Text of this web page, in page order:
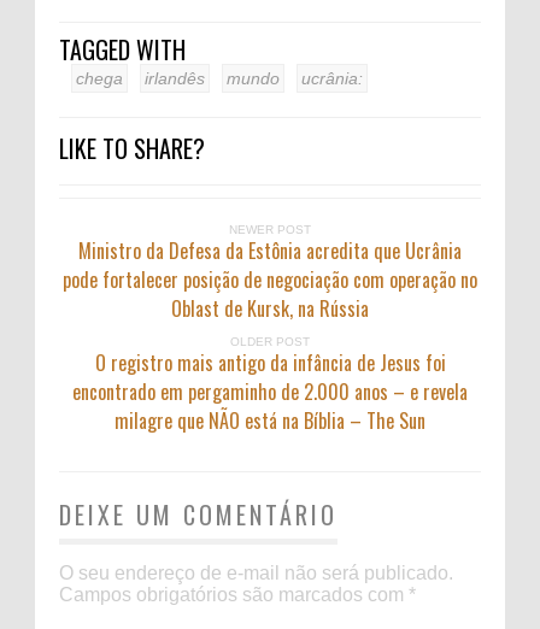
TAGGED WITH
chega irlandês mundo ucrânia:
LIKE TO SHARE?
NEWER POST
Ministro da Defesa da Estônia acredita que Ucrânia
pode fortalecer posição de negociação com operação no
Oblast de Kursk, na Rússia
OLDER POST
O registro mais antigo da infância de Jesus foi
encontrado em pergaminho de 2.000 anos – e revela
milagre que NÃO está na Bíblia – The Sun
DEIXE UM COMENTÁRIO
O seu endereço de e-mail não será publicado.
Campos obrigatórios são marcados com *